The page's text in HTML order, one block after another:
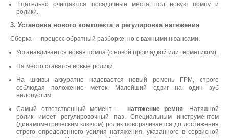
Тщательно очищаются посадочные места под новую помпу и
ролики.
3. Установка нового комплекта и регулировка натяжения
Сборка — процесс обратный разборке, но с важными нюансами.
Устанавливается новая помпа (с новой прокладкой или герметиком).
На место ставятся новые ролики.
На шкивы аккуратно надевается новый ремень ГРМ, строго
соблюдая положение меток. Малейший сдвиг на один зуб
недопустим.
Самый ответственный момент — натяжение ремня. Натяжной
ролик имеет регулировочный паз. Специальным инструментом
(динамометрическим ключом) ролик поворачивается до достижения
строго определенного усилия натяжения, указанного в сервисной